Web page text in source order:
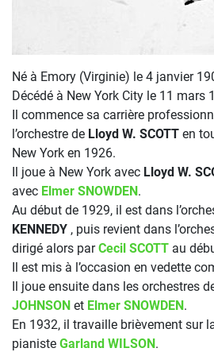
Né à Emory (Virginie) le 4 janvier
Décédé à New York City le 11 mars
Il commence sa carrière
l’orchestre de Lloyd W. SCOTT en
New York en 1926.
Il joue à New York avec Lloyd W.
avec Elmer SNOWDEN.
Au début de 1929, il est dans
KENNEDY , puis revient dans
dirigé alors parCecil SCOTT au
Il est mis à l’occasion en vedette
Il joue ensuite dans les orchestres
JOHNSON et Elmer SNOWDEN.
En 1932, il travaille brièvement sur
pianiste Garland WILSON.